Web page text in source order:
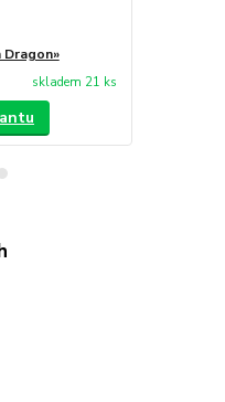
Dragon»
skladem 21 ks